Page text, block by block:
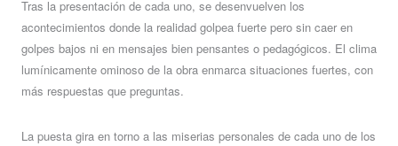
Tras la presentación de cada uno, se desenvuelven los
acontecimientos donde la realidad golpea fuerte pero sin caer en
golpes bajos ni en mensajes bien pensantes o pedagógicos. El clima
lumínicamente ominoso de la obra enmarca situaciones fuertes, con
más respuestas que preguntas.
La puesta gira en torno a las miserias personales de cada uno de los